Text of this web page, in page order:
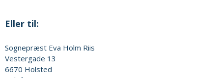
Eller til:
Sognepræst Eva Holm Riis
Vestergade 13
6670 Holsted